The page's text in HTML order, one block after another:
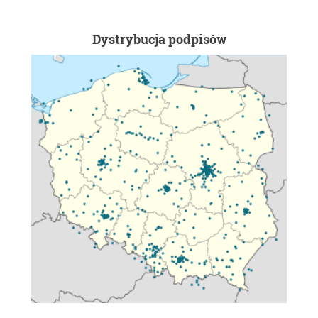
polskich rolników dodatkowe, nieuzasadnione
obciążenia, aby mogli oni konkurować na równych
zasadach z rolnikami z innych krajów UE.
Prostsze i cyfrowe formularze urzędowe:Trzeba
maksymalnie uprościć i scyfryzować wszystkie
wnioski oraz formularze urzędowe, eliminując
ryzyko ich odrzucenia z powodu drobnych błędów
technicznych.
Ulgi administracyjne dla drobnych rolników:Należy
zwolnić drobnych rolników (np. gospodarstwa do 5
ha lub posiadające do 10 DJP) z części najbardziej
uciążliwych obowiązków administracyjnych i
sprawozdawczych.
Ograniczenie możliwości blokowania inwestycji
Trzeba wprowadzić jasne kryteria dla
organizacji ekologicznych, które mogą uczestniczyć
Dystrybucja podpisów